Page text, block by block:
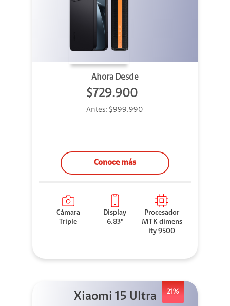
Ahora Desde
$729.900
Antes:$999.990
Conoce más
Cámara
Triple
Display
6.83"
Procesador
MTK dimens
ity 9500
21%
Xiaomi 15 Ultra